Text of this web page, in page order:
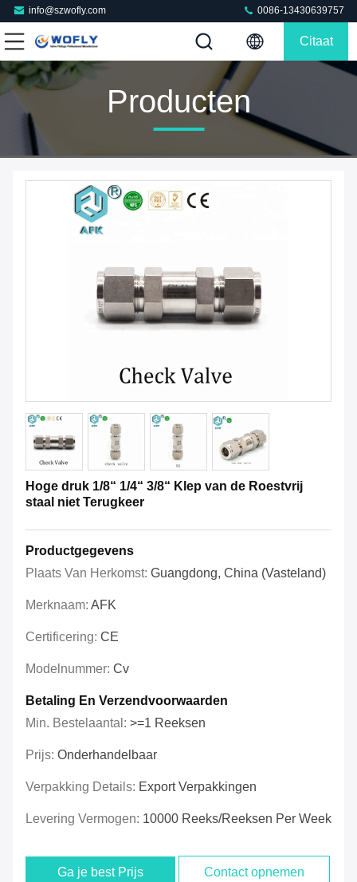
info@szwofly.com 0086-13430639757
Citaat
Producten
Hoge druk 1/8“ 1/4“ 3/8“ Klep van de Roestvrij
staal niet Terugkeer
Productgegevens
Plaats Van Herkomst: Guangdong, China (vasteland)
Merknaam: AFK
Certificering: CE
Modelnummer: Cv
Betaling En Verzendvoorwaarden
Min. Bestelaantal: >=1 Reeksen
Prijs: Onderhandelbaar
Verpakking Details: Export Verpakkingen
Levering Vermogen: 10000 Reeks/Reeksen Per Week
Ga je best Prijs Contact opnemen